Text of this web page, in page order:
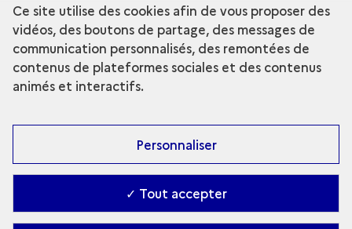
Découvrir la collection
Ce site utilise des cookies afin de vous proposer des
vidéos, des boutons de partage, des messages de
communication personnalisés, des remontées de
contenus de plateformes sociales et des contenus
animés et interactifs.
Personnaliser
✓ Tout accepter